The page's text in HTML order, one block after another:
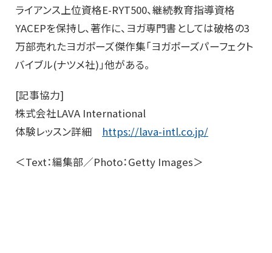
ライアンス上位資格E-RYT500、継続教育指導資格
YACEPを保持し、著作に、ヨガ専門書としては破格の3
万部売れたヨガポーズ傑作集「ヨガポーズパーフェクト
バイブル(ナツメ社)」他がある。
[記事協力]
株式会社LAVA International
体験レッスン詳細 https://lava-intl.co.jp/
＜Text：編集部／Photo：Getty Images＞